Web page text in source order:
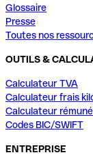
Glossaire
Presse
Toutes nos
OUTILS &
Calculateur TVA
Calculateur frais
Calculateur
Codes BIC/SWIFT
ENTREPRISE